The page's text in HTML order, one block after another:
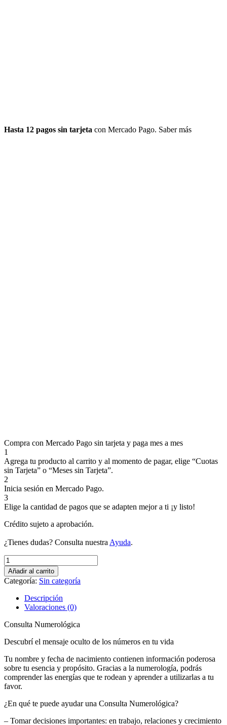
Hasta 12 pagos sin tarjeta con Mercado Pago. Saber más
Compra con Mercado Pago sin tarjeta y paga mes a mes
1
Agrega tu producto al carrito y al momento de pagar, elige “Cuotas
sin Tarjeta” o “Meses sin Tarjeta”.
2
Inicia sesión en Mercado Pago.
3
Elige la cantidad de pagos que se adapten mejor a ti ¡y listo!
Crédito sujeto a aprobación.
¿Tienes dudas? Consulta nuestra Ayuda.
Descubrí
tu
Propósito
con
Consulta
Numerológica
Personalizada
Añadir al carrito
Categoría: Sin categoría
Descripción
Valoraciones (0)
Consulta Numerológica
Descubrí el mensaje oculto de los números en tu vida
Tu nombre y fecha de nacimiento contienen información poderosa
sobre tu esencia y propósito. Gracias a la numerología, podrás
comprender las energías que te rodean y aprender a utilizarlas a tu
favor.
¿En qué te puede ayudar una Consulta Numerológica?
– Tomar decisiones importantes: en trabajo, relaciones y crecimiento